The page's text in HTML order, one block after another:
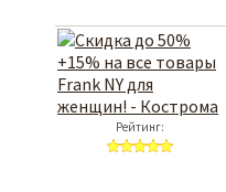
Рейтинг: